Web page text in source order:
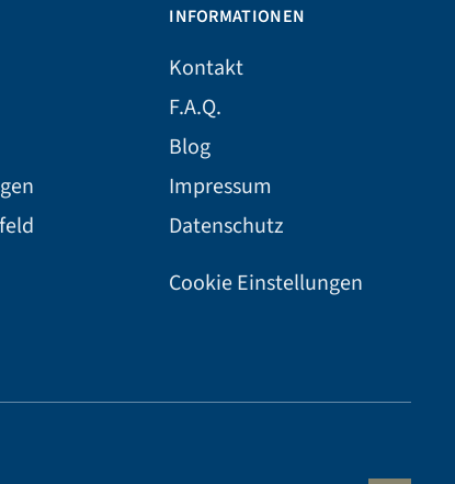
INFORMATIONEN
Kontakt
F.A.Q.
Blog
Impressum
Datenschutz
Cookie Einstellungen